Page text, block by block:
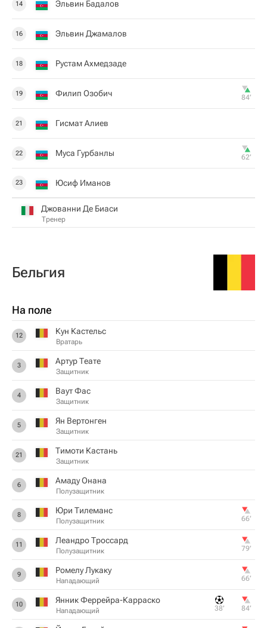
14 Эльвин Бадалов
16 Эльвин Джамалов
18 Рустам Ахмедзаде
19 Филип Озобич 84‎’‎
21 Гисмат Алиев
22 Муса Гурбанлы 62‎’‎
23 Юсиф Иманов
Джованни Де Биаси
Тренер
Бельгия
На поле
12 Кун Кастельс
Вратарь
3 Артур Теате
Защитник
4 Ваут Фас
Защитник
5 Ян Вертонген
Защитник
21 Тимоти Кастань
Защитник
6 Амаду Онана
Полузащитник
8 Юри Тилеманс
Полузащитник 66‎’‎
11 Леандро Троссард
Полузащитник 79‎’‎
9 Ромелу Лукаку
Нападающий 66‎’‎
10 Янник Феррейра-Карраско
Нападающий 38‎’‎ 84‎’‎